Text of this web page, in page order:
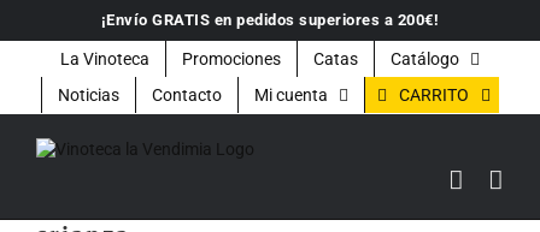
contenido
¡Envío GRATIS en pedidos superiores a 200€!
La Vinoteca Promociones Catas
Catálogo
Noticias
Contacto Mi cuenta CARRITO